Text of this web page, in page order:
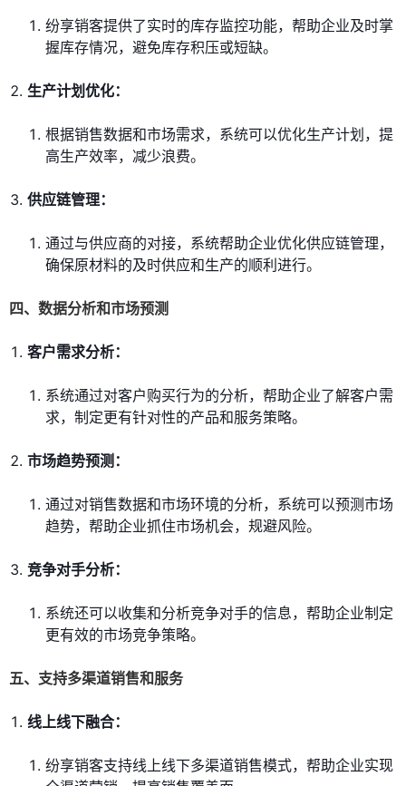
纷享销客提供了实时的库存监控功能，帮助企业及时掌
握库存情况，避免库存积压或短缺。
生产计划优化：
根据销售数据和市场需求，系统可以优化生产计划，提
高生产效率，减少浪费。
供应链管理：
通过与供应商的对接，系统帮助企业优化供应链管理，
确保原材料的及时供应和生产的顺利进行。
四、数据分析和市场预测
客户需求分析：
系统通过对客户购买行为的分析，帮助企业了解客户需
求，制定更有针对性的产品和服务策略。
市场趋势预测：
通过对销售数据和市场环境的分析，系统可以预测市场
趋势，帮助企业抓住市场机会，规避风险。
竞争对手分析：
系统还可以收集和分析竞争对手的信息，帮助企业制定
更有效的市场竞争策略。
五、支持多渠道销售和服务
线上线下融合：
纷享销客支持线上线下多渠道销售模式，帮助企业实现